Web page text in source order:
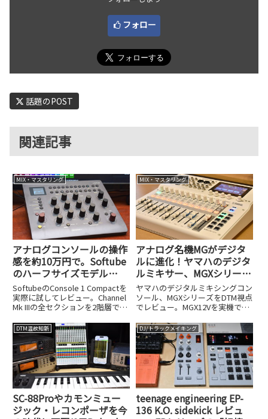
フォロー
話題のPOST
関連記事
MIX・マスタリング
アナログコンソールの操作
感を約10万円で。Softube
のハーフサイズモデル
Console 1 Compactを試し
てみた
SoftubeのConsole 1 Compactを
実際に試してレビュー。Channel
Mk IIIの全セクションを2階層でハ
(税込)のモデルで、16基のノブで
EQやコンプ、UADなどのプラグ
インを直感操作可能。
MIX・マスタリング
アナログ名機MGがデジタ
ルに進化！ヤマハのデジタ
ルミキサー、MGXシリーズ
はDTMの強力な武器になる
ヤマハのデジタルミキシングコン
ソール、MGXシリーズをDTM視点
でレビュー。MGX12Vを実機で検
ディオインターフェイス機能、モ
ニター切り替え活用術、Cubase
連携、microSD録音、HDMIキャ
プチャまで詳しく解説します。
DTM温故知新
SC-88Proやカモンミュー
ジック・レコンポーザを今
DJ/トラックメイキング
teenage engineering EP-
136 K.O. sidekick レビュ